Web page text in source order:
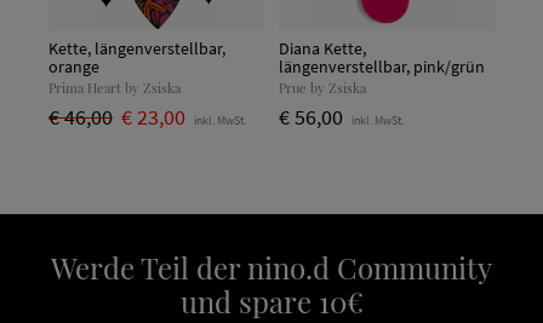
Kette, längenverstellbar,
orange
Prima Heart by Zsiska
€ 46,00 € 23,00 inkl. MwSt.
Diana Kette,
längenverstellbar, pink/grün
Prue by Zsiska
€ 56,00 inkl. MwSt.
Werde Teil der nino.d Community
und spare 10€